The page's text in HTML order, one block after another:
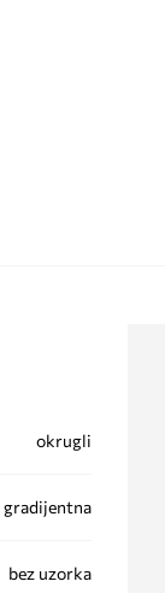
okrugli
gradijentna
bez uzorka